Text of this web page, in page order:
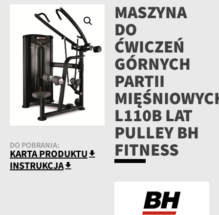
DO POBRANIA:
KARTA PRODUKTU
INSTRUKCJA
MASZYNA
DO
ĆWICZEŃ
GÓRNYCH
PARTII
L110B LAT
PULLEY BH
FITNESS